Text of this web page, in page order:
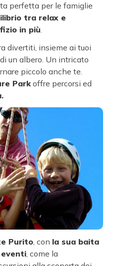
perfetta per le famiglie
tra relax e
in più.
divertiti, insieme ai tuoi
un albero. Un intricato
piccolo anche te.
Parkoffre percorsi ed
Purito, con la sua baita
, come la